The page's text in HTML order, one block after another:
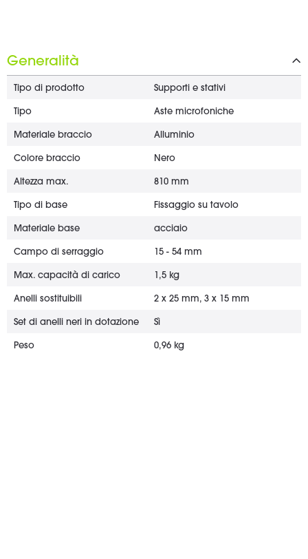
Generalità
Tipo di prodotto Supporti e stativi
Tipo Aste microfoniche
Materiale braccio Alluminio
Colore braccio Nero
Altezza max. 810 mm
Tipo di base Fissaggio su tavolo
Materiale base acciaio
Campo di serraggio 15 - 54 mm
Max. capacità di carico 1,5 kg
Anelli sostituibili 2 x 25 mm, 3 x 15 mm
Set di anelli neri in dotazione Sì
Peso 0,96 kg